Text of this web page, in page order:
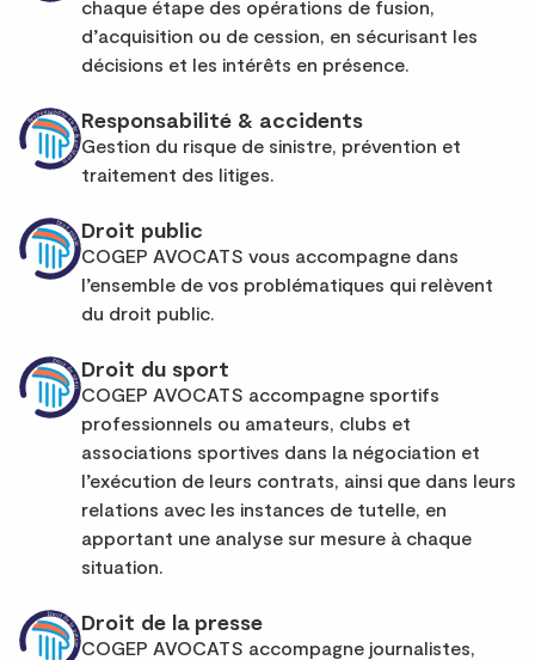
chaque étape des opérations de fusion,
d’acquisition ou de cession, en sécurisant les
décisions et les intérêts en présence.
Responsabilité & accidents
Gestion du risque de sinistre, prévention et
traitement des litiges.
Droit public
COGEP AVOCATS vous accompagne dans
l’ensemble de vos problématiques qui relèvent
du droit public.
Droit du sport
COGEP AVOCATS accompagne sportifs
professionnels ou amateurs, clubs et
associations sportives dans la négociation et
l’exécution de leurs contrats, ainsi que dans leurs
relations avec les instances de tutelle, en
apportant une analyse sur mesure à chaque
situation.
Droit de la presse
COGEP AVOCATS accompagne journalistes,